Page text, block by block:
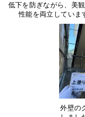
低下を防ぎながら、美
性能を両立していま
外壁の